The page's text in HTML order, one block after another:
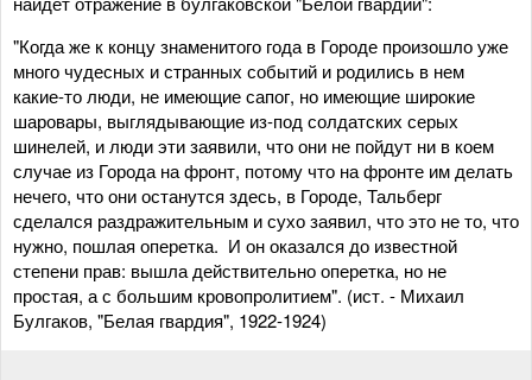
"Когда же к концу знаменитого года в Городе произошло уже
много чудесных и странных событий и родились в нем
какие-то люди, не имеющие сапог, но имеющие широкие
шаровары, выглядывающие из-под солдатских серых
шинелей, и люди эти заявили, что они не пойдут ни в коем
случае из Города на фронт, потому что на фронте им делать
нечего, что они останутся здесь, в Городе, Тальберг
сделался раздражительным и сухо заявил, что это не то, что
нужно, пошлая оперетка. И он оказался до известной
степени прав: вышла действительно оперетка, но не
простая, а с большим кровопролитием". (ист. - Михаил
Булгаков, "Белая гвардия", 1922-1924)